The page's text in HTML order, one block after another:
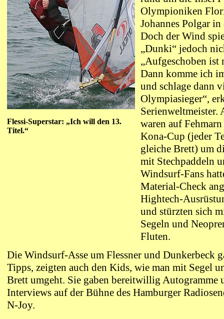
Flessi-Superstar: „Ich will den 13.
Titel.“
Olympioniken
Johannes Polgar
Doch der Wind
„Dunki“ jedoch
„Aufgeschoben ist
Dann komme ich
und schlage dann
Olympiasieger“,
Serienweltmeister.
waren auf
Kona-Cup (jeder
gleiche Brett) um
mit Stechpaddeln
Windsurf-Fans
Material-Check
Hightech-
und stürzten sich
Segeln und
Fluten.
Die Windsurf-Asse um Flessner und Dunkerbeck
Tipps, zeigten auch den Kids, wie man mit Segel
Brett umgeht. Sie gaben bereitwillig Autogramme
Interviews auf der Bühne des Hamburger
N-Joy.